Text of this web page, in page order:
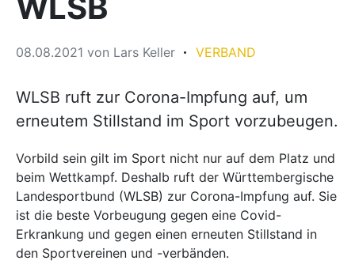
08.08.2021 von Lars Keller VERBAND
WLSB ruft zur Corona-Impfung auf, um
erneutem Stillstand im Sport vorzubeugen.
Vorbild sein gilt im Sport nicht nur auf dem Platz und
beim Wettkampf. Deshalb ruft der Württembergische
Landesportbund (WLSB) zur Corona-Impfung auf. Sie
ist die beste Vorbeugung gegen eine Covid-
Erkrankung und gegen einen erneuten Stillstand in
den Sportvereinen und -verbänden.